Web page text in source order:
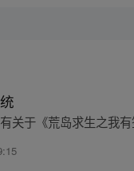
关于《荒岛求生之我